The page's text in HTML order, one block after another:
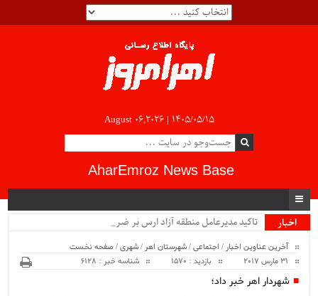
August 06,2026 | ۱۴۰۵/۰۵/۱۵
AharEmroz News Base
اخبار
تاکید مدیرعامل منطقه آزاد ارس بر ضرورت _
آخرین عناوین اخبار / اجتماعی/شهرستان اهر /شهری/صفحه نخست
بازدید : 1570 شناسه خبر : 6128
شهردار اهر خبر داد؛